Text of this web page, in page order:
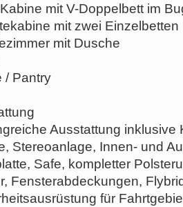
mit V-Doppelbett im
mit zwei Einzelbetten
mit Dusche
/ Pantry
Ausstattung
Stereoanlage, Innen- und
Safe, kompletter
Fensterabdeckungen,
für